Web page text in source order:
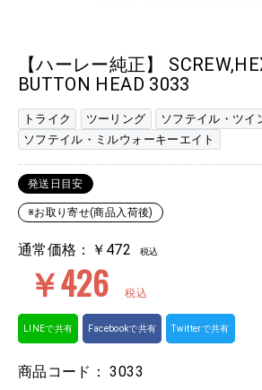
【ハーレー純正】
BUTTON HEAD 3033
トライク ツーリング
ソフテイル・ツイ
ソフテイル・ミルウォーキーエイト
発送日目安
※お取り寄せ(商品入荷後)
通常価格：￥472 税込
￥426 税込
LINEで共有 Facebookで共有 Twitterで共有
商品コード：3033